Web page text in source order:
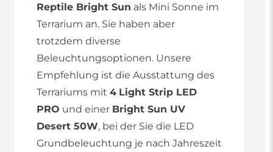
Reptile Bright Sun als Mini Sonne im
Terrarium an. Sie haben aber
trotzdem diverse
Beleuchtungsoptionen. Unsere
Empfehlung ist die Ausstattung des
Terrariums mit 4 Light Strip LED
PRO und einer Bright Sun UV
Desert 50W, bei der Sie die LED
Grundbeleuchtung je nach Jahreszeit